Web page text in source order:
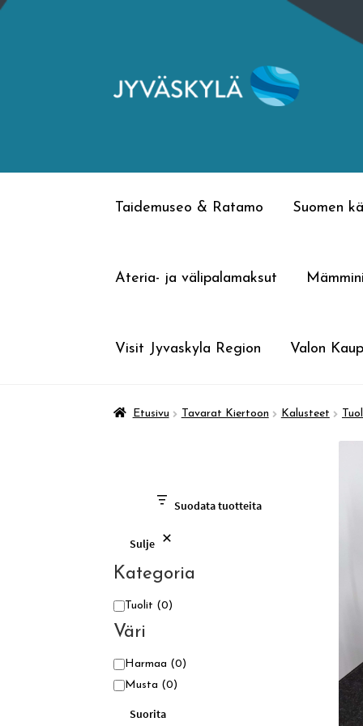
Siirry
Siirry
Taidemuseo & Ratamo Suomen
Ateria- ja välipalamaksut
Visit Jyvaskyla Region Valon
Etusivu Tavarat Kiertoon Kalusteet
Suodata tuotteita
Sulje
Kategoria
Kategoria
Tuolit (0)
Väri
VäriHarmaa (0)
Musta (0)
Suorita